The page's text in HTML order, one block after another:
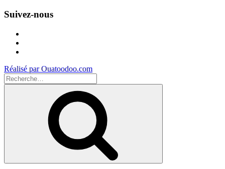
Suivez-nous
Réalisé par Ouatoodoo.com
Recherche
pour